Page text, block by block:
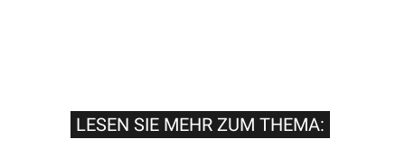
LESEN SIE MEHR ZUM THEMA: